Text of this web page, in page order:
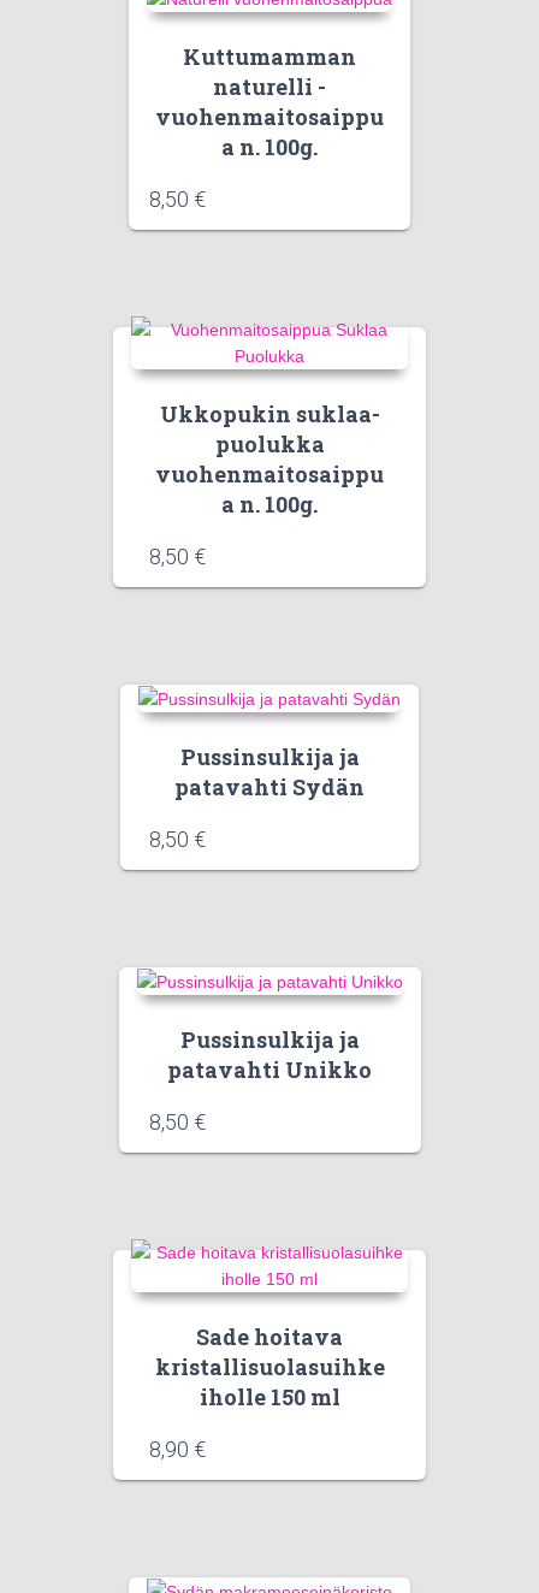
Kuttumamman
naturelli -
vuohenmaitosaippu
a n. 100g.
8,50 €
Ukkopukin suklaa-
puolukka
vuohenmaitosaippu
a n. 100g.
8,50 €
Pussinsulkija ja
patavahti Sydän
8,50 €
Pussinsulkija ja
patavahti Unikko
8,50 €
Sade hoitava
kristallisuolasuihke
iholle 150 ml
8,90 €